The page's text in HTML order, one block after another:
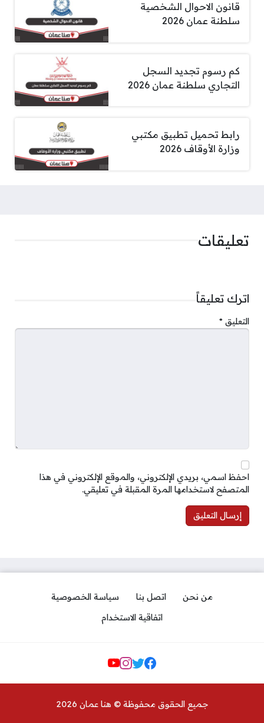
قانون الاحوال الشخصية
سلطنة عمان 2026
كم رسوم تجديد السجل
التجاري سلطنة عمان 2026
رابط تحميل تطبيق مكتبي
وزارة الأوقاف 2026
تعليقات
اترك تعليقاً
التعليق *
احفظ اسمي، بريدي الإلكتروني، والموقع الإلكتروني في هذا
المتصفح لاستخدامها المرة المقبلة في تعليقي.
من نحن اتصل بنا
سياسة الخصوصية
اتفاقية الاستخدام
مواقع التواصل
جميع الحقوق محفوظة © هنا عمان 2026